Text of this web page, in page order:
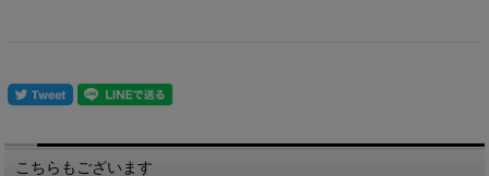
こちらもございます